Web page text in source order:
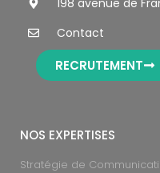
Contact
RECRUTEMENT
NOS EXPERTISES
Stratégie de